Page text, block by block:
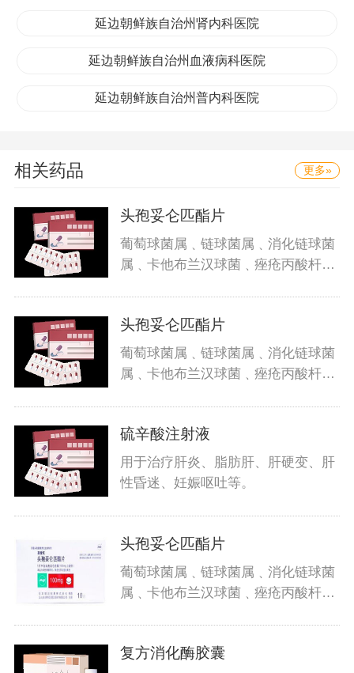
延边朝鲜族自治州肾内科医院
延边朝鲜族自治州血液病科医院
延边朝鲜族自治州普内科医院
相关药品 更多»
头孢妥仑匹酯片
葡萄球菌属﹑链球菌属﹑消化链球菌
属﹑卡他布兰汉球菌﹑痤疮丙酸杆菌
头孢妥仑匹酯片
葡萄球菌属﹑链球菌属﹑消化链球菌
属﹑卡他布兰汉球菌﹑痤疮丙酸杆菌
硫辛酸注射液
用于治疗肝炎、脂肪肝、肝硬变、肝
性昏迷、妊娠呕吐等。
头孢妥仑匹酯片
葡萄球菌属﹑链球菌属﹑消化链球菌
属﹑卡他布兰汉球菌﹑痤疮丙酸杆菌
复方消化酶胶囊